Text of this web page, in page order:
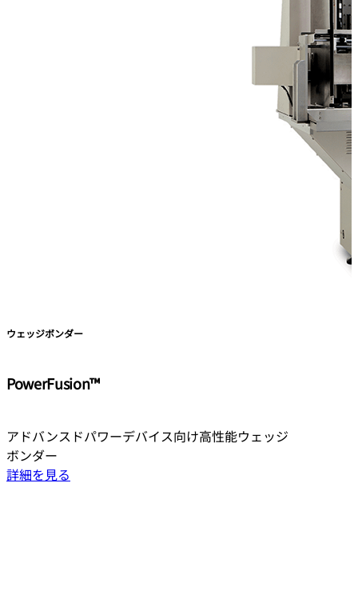
ウェッジボンダー
PowerFusion™
アドバンスドパワーデバイス向け高性能ウェッジ
ボンダー
詳細を見る